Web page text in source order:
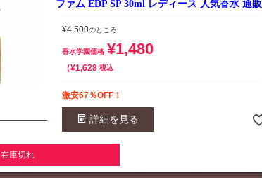
ファム EDP SP 30ml レディース 人気香水 通販
¥4,500のところ
香水学園価格 ¥1,480
¥1,628 税込
激安67％OFF！
詳細を見る
在庫切れ